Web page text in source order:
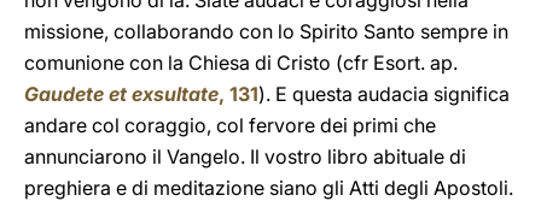
missione, collaborando con lo Spirito Santo sempre in
comunione con la Chiesa di Cristo (cfr Esort. ap.
Gaudete et exsultate, 131). E questa audacia significa
andare col coraggio, col fervore dei primi che
annunciarono il Vangelo. Il vostro libro abituale di
preghiera e di meditazione siano gli Atti degli Apostoli.